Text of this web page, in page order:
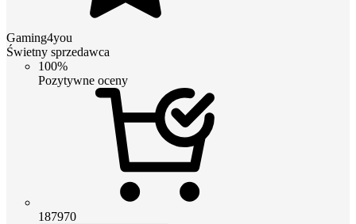
Gaming4you
Świetny sprzedawca
100%
Pozytywne oceny
187970